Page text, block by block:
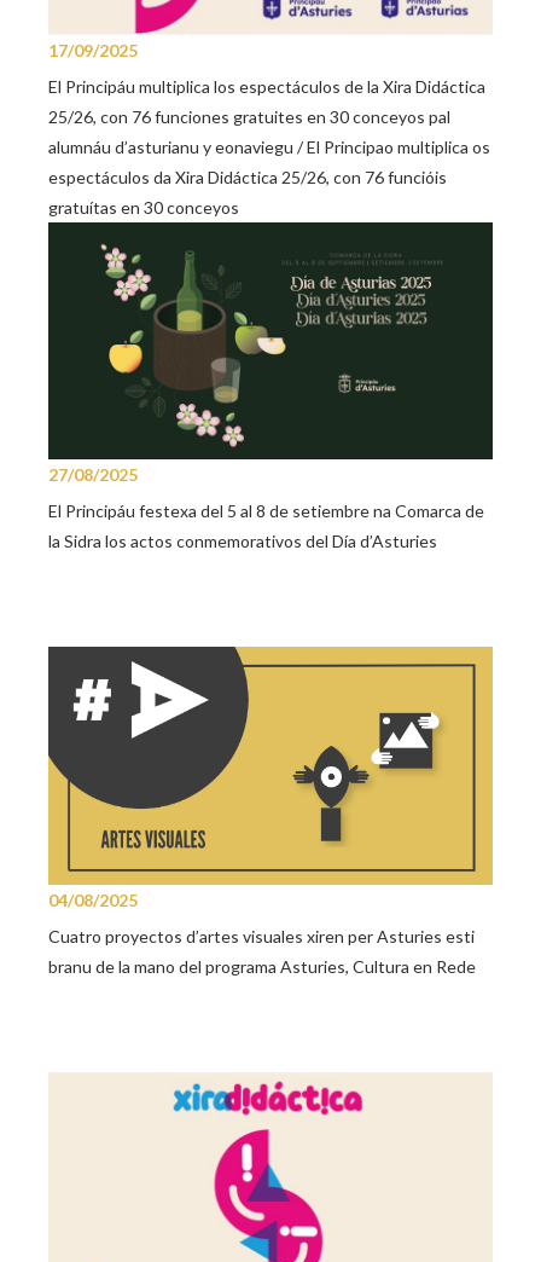
17/09/2025
El Principáu multiplica los espectáculos de la Xira Didáctica
25/26, con 76 funciones gratuites en 30 conceyos pal
alumnáu d’asturianu y eonaviegu / El Principao multiplica os
espectáculos da Xira Didáctica 25/26, con 76 funcióis
gratuítas en 30 conceyos
27/08/2025
El Principáu festexa del 5 al 8 de setiembre na Comarca de
la Sidra los actos conmemorativos del Día d’Asturies
04/08/2025
Cuatro proyectos d’artes visuales xiren per Asturies esti
branu de la mano del programa Asturies, Cultura en Rede